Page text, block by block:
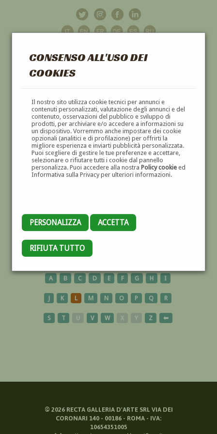
CONSENSO ALL'USO DEI
COOKIES
Il nostro sito utilizza cookie tecnici per annunci e
contenuti personalizzati, valutazione degli annunci e del
contenuto, osservazioni del pubblico e sviluppo di
prodotti, per archiviare e/o accedere a informazioni su
un dispositivo. Vorremmo anche impostare dei cookie
opzionali (analitici e di profilazione) per offrirti la
migliore esperienza e inviarti pubblicità personalizzata.
Puoi scegliere di gestire le tue preferenze e accettare,
selezionare o rifiutare tutti i cookie dal pannello
personalizza. Puoi accedere alla nostra Policy cookieed
Informativa sulla Privacy per ulteriori informazioni.
PERSONALIZZA ACCETTA
RIFIUTA TUTTO
GALLERIAD'ARTE
DIPINTI E SCULTURE '800 E '900
CAVALESE
A B C D E F G H I
J K L M N O P Q R
S T U V W X Y Z ⬅
© 2026RECTA GALLERIA D'ARTE SRL VIA DEI
CORONARI 140 - 00186 - ROMA - IVA:
10654351005